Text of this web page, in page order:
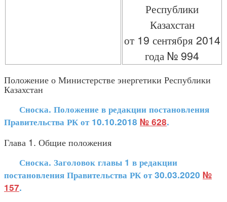
Республики
Казахстан
от 19 сентября 2014
года № 994
Положение о Министерстве энергетики Республики
Казахстан
Сноска. Положение в редакции постановления
Правительства РК от 10.10.2018 № 628.
Глава 1. Общие положения
Сноска. Заголовок главы 1 в редакции
постановления Правительства РК от 30.03.2020 №
157.